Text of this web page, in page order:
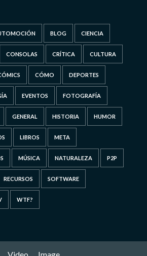
BLOG CIENCIA
CONSOLAS CRÍTICA CULTURA
CÓMO DEPORTES
EVENTOS FOTOGRAFÍA
GENERAL HISTORIA HUMOR
LIBROS META
MÚSICA NATURALEZA P2P
RECURSOS SOFTWARE
WTF?